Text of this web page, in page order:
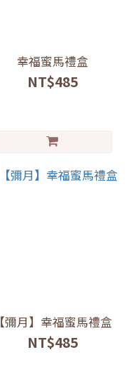
幸福蜜馬禮盒
NT$485
【彌月】幸福蜜馬禮盒
NT$485